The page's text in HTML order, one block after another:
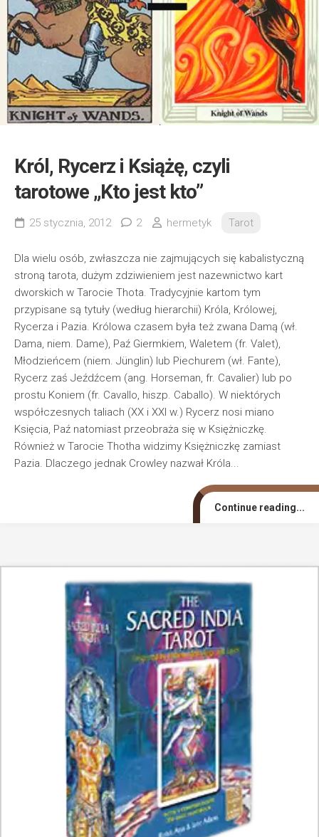
Król, Rycerz i Książę, czyli
tarotowe „Kto jest kto”
25 stycznia, 2012 2 hermetyk Tarot
Dla wielu osób, zwłaszcza nie zajmujących się kabalistyczną
stroną tarota, dużym zdziwieniem jest nazewnictwo kart
dworskich w Tarocie Thota. Tradycyjnie kartom tym
przypisane są tytuły (według hierarchii) Króla, Królowej,
Rycerza i Pazia. Królowa czasem była też zwana Damą (wł.
Dama, niem. Dame), Paź Giermkiem, Waletem (fr. Valet),
Młodzieńcem (niem. Jünglin) lub Piechurem (wł. Fante),
Rycerz zaś Jeźdźcem (ang. Horseman, fr. Cavalier) lub po
prostu Koniem (fr. Cavallo, hiszp. Caballo). W niektórych
współczesnych taliach (XX i XXI w.) Rycerz nosi miano
Księcia, Paź natomiast przeobraża się w Księżniczkę.
Również w Tarocie Thotha widzimy Księżniczkę zamiast
Pazia. Dlaczego jednak Crowley nazwał Króla...
Continue reading...